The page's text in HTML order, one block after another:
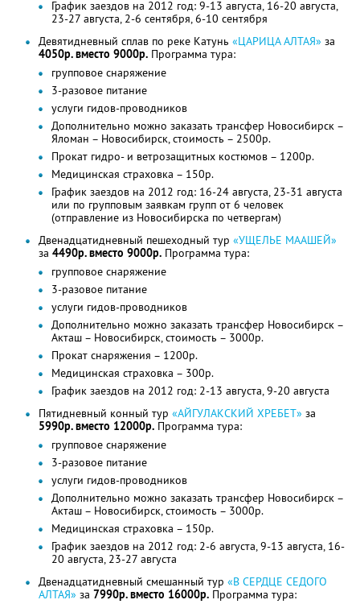
График заездов на 2012 год: 9-13 августа, 16-20 августа,
23-27 августа, 2-6 сентября, 6-10 сентября
Девятидневный сплав по реке Катунь «ЦАРИЦА АЛТАЯ» за
4050р. вместо 9000р. Программа тура:
групповое снаряжение
3-разовое питание
услуги гидов-проводников
Дополнительно можно заказать трансфер Новосибирск –
Яломан – Новосибирск, стоимость – 2500р.
Прокат гидро- и ветрозащитных костюмов – 1200р.
Медицинская страховка – 150р.
График заездов на 2012 год: 16-24 августа, 23-31 августа
или по групповым заявкам групп от 6 человек
(отправление из Новосибирска по четвергам)
Двенадцатидневный пешеходный тур «УЩЕЛЬЕ МААШЕЙ»
за 4490р. вместо 9000р. Программа тура:
групповое снаряжение
3-разовое питание
услуги гидов-проводников
Дополнительно можно заказать трансфер Новосибирск –
Акташ – Новосибирск, стоимость – 3000р.
Прокат снаряжения – 1200р.
Медицинская страховка – 300р.
График заездов на 2012 год: 2-13 августа, 9-20 августа
Пятидневный конный тур «АЙГУЛАКСКИЙ ХРЕБЕТ» за
5990р. вместо 12000р. Программа тура:
групповое снаряжение
3-разовое питание
услуги гидов-проводников
Дополнительно можно заказать трансфер Новосибирск –
Акташ – Новосибирск, стоимость – 3000р.
Медицинская страховка – 150р.
График заездов на 2012 год: 2-6 августа, 9-13 августа, 16-
20 августа, 23-27 августа
Двенадцатидневный смешанный тур «В СЕРДЦЕ СЕДОГО
АЛТАЯ» за 7990р. вместо 16000р. Программа тура: